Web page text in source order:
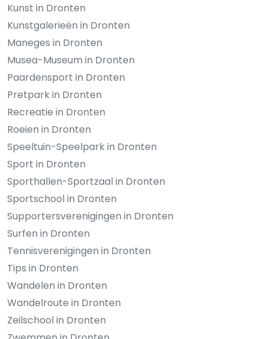
Kunst in Dronten
Kunstgalerieën in Dronten
Maneges in Dronten
Musea-Museum in Dronten
Paardensport in Dronten
Pretpark in Dronten
Recreatie in Dronten
Roeien in Dronten
Speeltuin-Speelpark in Dronten
Sport in Dronten
Sporthallen-Sportzaal in Dronten
Sportschool in Dronten
Supportersverenigingen in Dronten
Surfen in Dronten
Tennisverenigingen in Dronten
Tips in Dronten
Wandelen in Dronten
Wandelroute in Dronten
Zeilschool in Dronten